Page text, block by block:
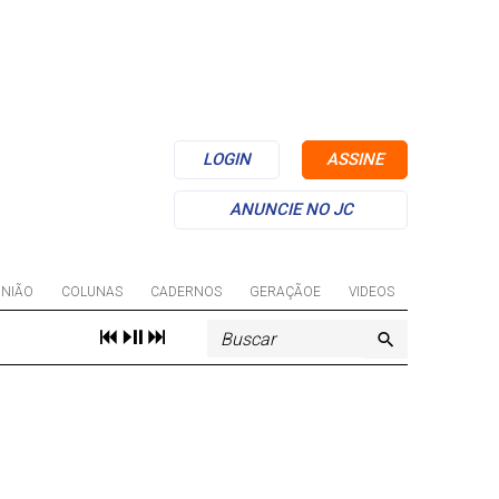
LOGIN ASSINE
ANUNCIE NO JC
COLUNAS CADERNOS GERAÇÃOE VIDEOS